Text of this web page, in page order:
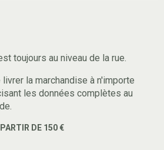
toujours au niveau de la rue.
la marchandise à n'importe
les données complètes au
DE 150 €